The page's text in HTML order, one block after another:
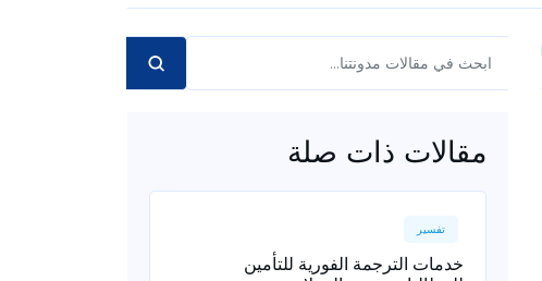
مقالات ذات صلة
تفسير
خدمات الترجمة الفورية للتأمين